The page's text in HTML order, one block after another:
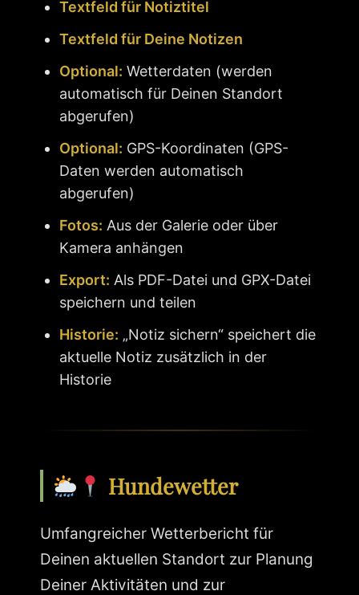
Textfeld für Notiztitel
Textfeld für Deine Notizen
Optional: Wetterdaten (werden
automatisch für Deinen Standort
abgerufen)
Optional: GPS-Koordinaten (GPS-
Daten werden automatisch
abgerufen)
Fotos: Aus der Galerie oder über
Kamera anhängen
Export: Als PDF-Datei und GPX-Datei
speichern und teilen
Historie: „Notiz sichern“ speichert die
aktuelle Notiz zusätzlich in der
Historie
Hundewetter
Umfangreicher Wetterbericht für
Deinen aktuellen Standort zur Planung
Deiner Aktivitäten und zur